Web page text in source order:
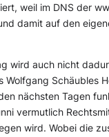
weil im DNS der
damit auf den
wird auch nicht
Wolfgang Schäubles
nächsten Tagen
vermutlich
wird. Wobei die